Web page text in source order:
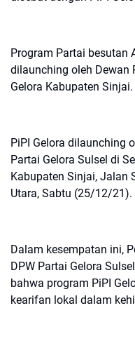
Program Partai besutan
dilaunching oleh Dewan
Gelora Kabupaten Sinjai.
PiPI Gelora dilaunching
Partai Gelora Sulsel di
Kabupaten Sinjai, Jalan
Utara, Sabtu (25/12/21).
Dalam kesempatan ini,
DPW Partai Gelora
bahwa program PiPI
kearifan lokal dalam